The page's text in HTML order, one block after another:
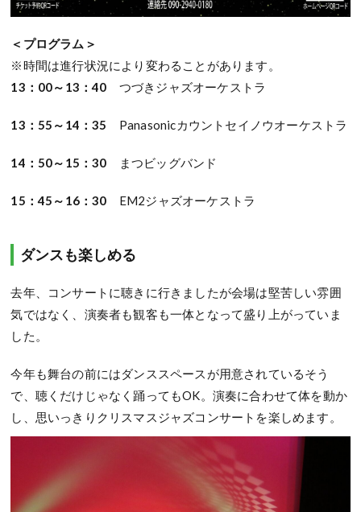
＜プログラム＞
※時間は進行状況により変わることがあります。
13：00～13：40 つづきジャズオーケストラ
13：55～14：35 Panasonicカウントセイノウオーケストラ
14：50～15：30 まつビッグバンド
15：45～16：30 EM2ジャズオーケストラ
ダンスも楽しめる
去年、コンサートに聴きに行きましたが会場は堅苦しい雰囲
気ではなく、演奏者も観客も一体となって盛り上がっていま
した。
今年も舞台の前にはダンススペースが用意されているそう
で、聴くだけじゃなく踊ってもOK。演奏に合わせて体を動か
し、思いっきりクリスマスジャズコンサートを楽しめます。